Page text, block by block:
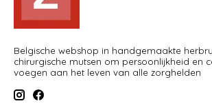
Belgische webshop in handgemaakte
chirurgische mutsen om persoonlijkheid en
voegen aan het leven van alle zorghelden